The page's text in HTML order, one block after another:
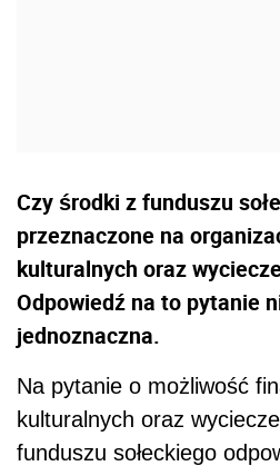
Czy środki z funduszu
przeznaczone na
kulturalnych oraz
Odpowiedź na to pytanie
jednoznaczna.
Na pytanie o możliwość
kulturalnych oraz
funduszu sołeckiego